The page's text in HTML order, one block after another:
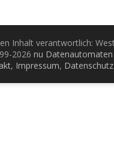
Inhalt verantwortlich:
2026 nu
, Impressum, Datenschutz